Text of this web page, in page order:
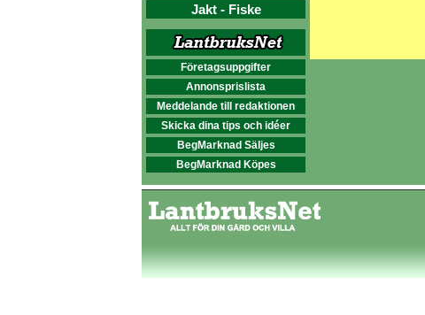
Jakt - Fiske
Företagsuppgifter
Annonsprislista
Meddelande till redaktionen
Skicka dina tips och idéer
BegMarknad Säljes
BegMarknad Köpes